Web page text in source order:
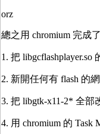
orz
總之用 chromium 完成
1. 把
2. 新開任何有 flash 的
3. 把 libgtk-x11-2* 全部
4. 用 chromium 的 Task